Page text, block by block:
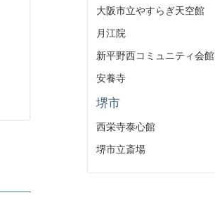
大阪市立やすらぎ天空館
月江院
新平野西コミュニティ会館
安養寺
堺市
西栄寺泰心館
堺市立斎場